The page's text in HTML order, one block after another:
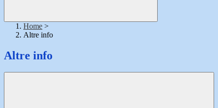
Home >
Altre info
Altre info